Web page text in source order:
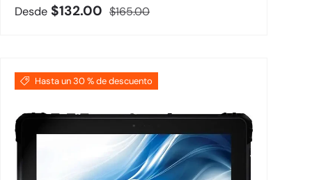
Precio de venta
Desde $132.00 Precio normal
$165.00
Hasta un 30 % de descuento